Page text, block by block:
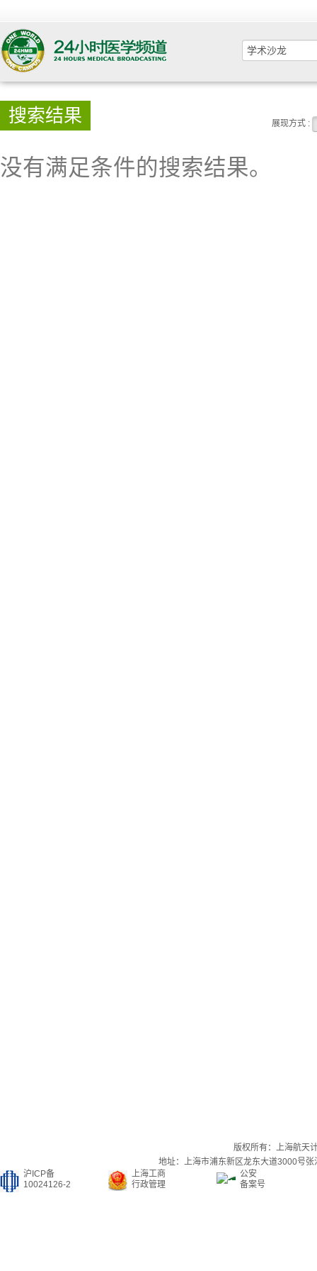
搜索结果 展现方式 :
没有满足条件的搜索结果。
版权所有：上海航天
地址：上海市浦东新区龙东大道3000号
沪ICP备
10024126-2
上海工商
行政管理
公安
备案号